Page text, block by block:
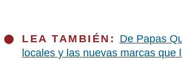
LEA TAMBIÉN: De Papas
locales y las nuevas marcas que